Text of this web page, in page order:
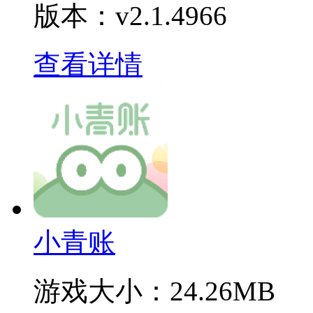
版本：v2.1.4966
查看详情
小青账
游戏大小： 24.26MB